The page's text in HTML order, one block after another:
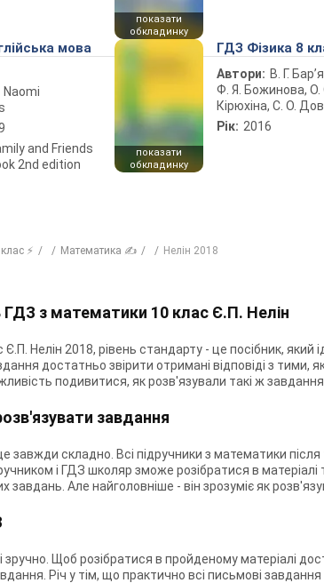
показати
обкладинку
мова
Naomi
and Friends
2nd edition
показати
обкладинку
ГДЗ Фізика 8
Автори: В. Г.
Ф. Я. Божинова, О.
Кірюхіна, С. О.
Рік: 2016
⚡ Математика ✍ Нелін 2018
ГДЗ з математики 10 клас Є.П. Нелін
Нелін 2018, рівень стандарту - це посібник,
достатньо звірити отримані відповіді з тими,
подивитися, як розв'язували такі ж завдання
завдання
завжди складно. Всі підручники з математики
і ГДЗ школяр зможе розібратися в
Але найголовніше - він зрозуміє як
Щоб розібратися в пройденому матеріалі
Річ у тім, що практично всі письмові